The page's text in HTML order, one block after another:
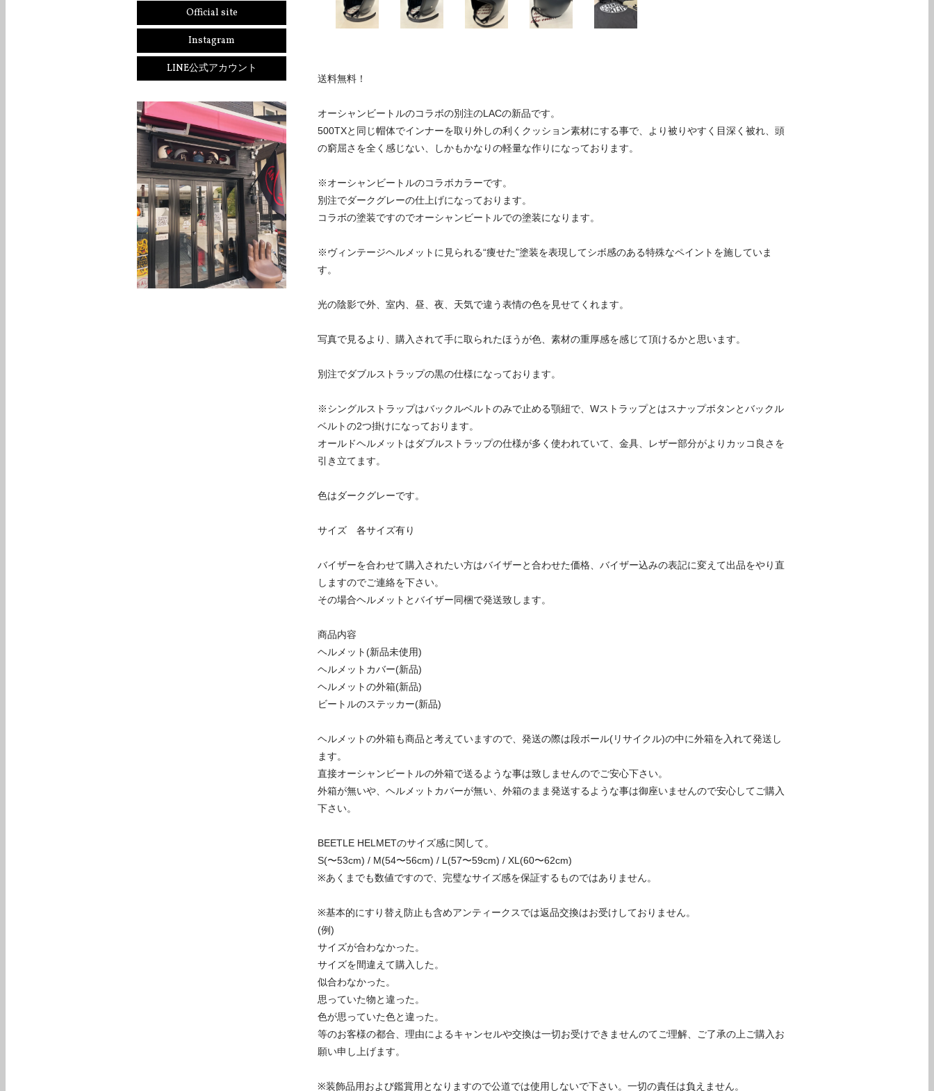
送料無料！
オーシャンビートルのコラボの別注のLACの新品です。
500TXと同じ帽体でインナーを取り外しの利くクッション素材にする事で、より被りやすく目深く被れ、頭
の窮屈さを全く感じない、しかもかなりの軽量な作りになっております。
※オーシャンビートルのコラボカラーです。
別注でダークグレーの仕上げになっております。
コラボの塗装ですのでオーシャンビートルでの塗装になります。
※ヴィンテージヘルメットに見られる“痩せた”塗装を表現してシボ感のある特殊なペイントを施していま
す。
光の陰影で外、室内、昼、夜、天気で違う表情の色を見せてくれます。
写真で見るより、購入されて手に取られたほうが色、素材の重厚感を感じて頂けるかと思います。
別注でダブルストラップの黒の仕様になっております。
※シングルストラップはバックルベルトのみで止める顎紐で、Wストラップとはスナップボタンとバックル
ベルトの2つ掛けになっております。
オールドヘルメットはダブルストラップの仕様が多く使われていて、金具、レザー部分がよりカッコ良さを
引き立てます。
色はダークグレーです。
サイズ 各サイズ有り
バイザーを合わせて購入されたい方はバイザーと合わせた価格、バイザー込みの表記に変えて出品をやり直
しますのでご連絡を下さい。
その場合ヘルメットとバイザー同梱で発送致します。
商品内容
ヘルメット(新品未使用)
ヘルメットカバー(新品)
ヘルメットの外箱(新品)
ビートルのステッカー(新品)
ヘルメットの外箱も商品と考えていますので、発送の際は段ボール(リサイクル)の中に外箱を入れて発送し
ます。
直接オーシャンビートルの外箱で送るような事は致しませんのでご安心下さい。
外箱が無いや、ヘルメットカバーが無い、外箱のまま発送するような事は御座いませんので安心してご購入
下さい。
BEETLE HELMETのサイズ感に関して。
S(〜53cm) / M(54〜56cm) / L(57〜59cm) / XL(60〜62cm)
※あくまでも数値ですので、完璧なサイズ感を保証するものではありません。
※基本的にすり替え防止も含めアンティークスでは返品交換はお受けしておりません。
(例)
サイズが合わなかった。
サイズを間違えて購入した。
似合わなかった。
思っていた物と違った。
色が思っていた色と違った。
等のお客様の都合、理由によるキャンセルや交換は一切お受けできませんのてご理解、ご了承の上ご購入お
願い申し上げます。
※装飾品用および鑑賞用となりますので公道では使用しないで下さい。一切の責任は負えません。
Official site
Instagram
LINE公式アカウント